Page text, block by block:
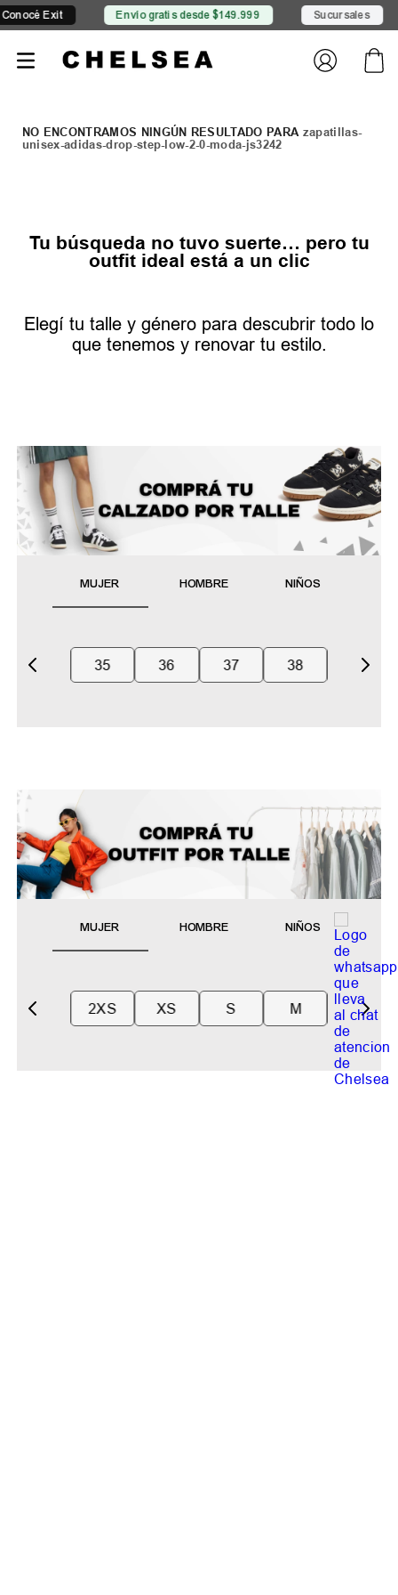
Exit Envío gratis desde $149.999 Sucursales
zapatillas-
unisex-adidas-drop-step-low-2-0-moda-js3242
Tu búsqueda no tuvo suerte… pero tu
outfit ideal está a un clic
Elegí tu talle y género para descubrir todo lo
que tenemos y renovar tu estilo.
MUJER HOMBRE NIÑOS
35 36 37 38
MUJER HOMBRE NIÑOS
2XS XS S M